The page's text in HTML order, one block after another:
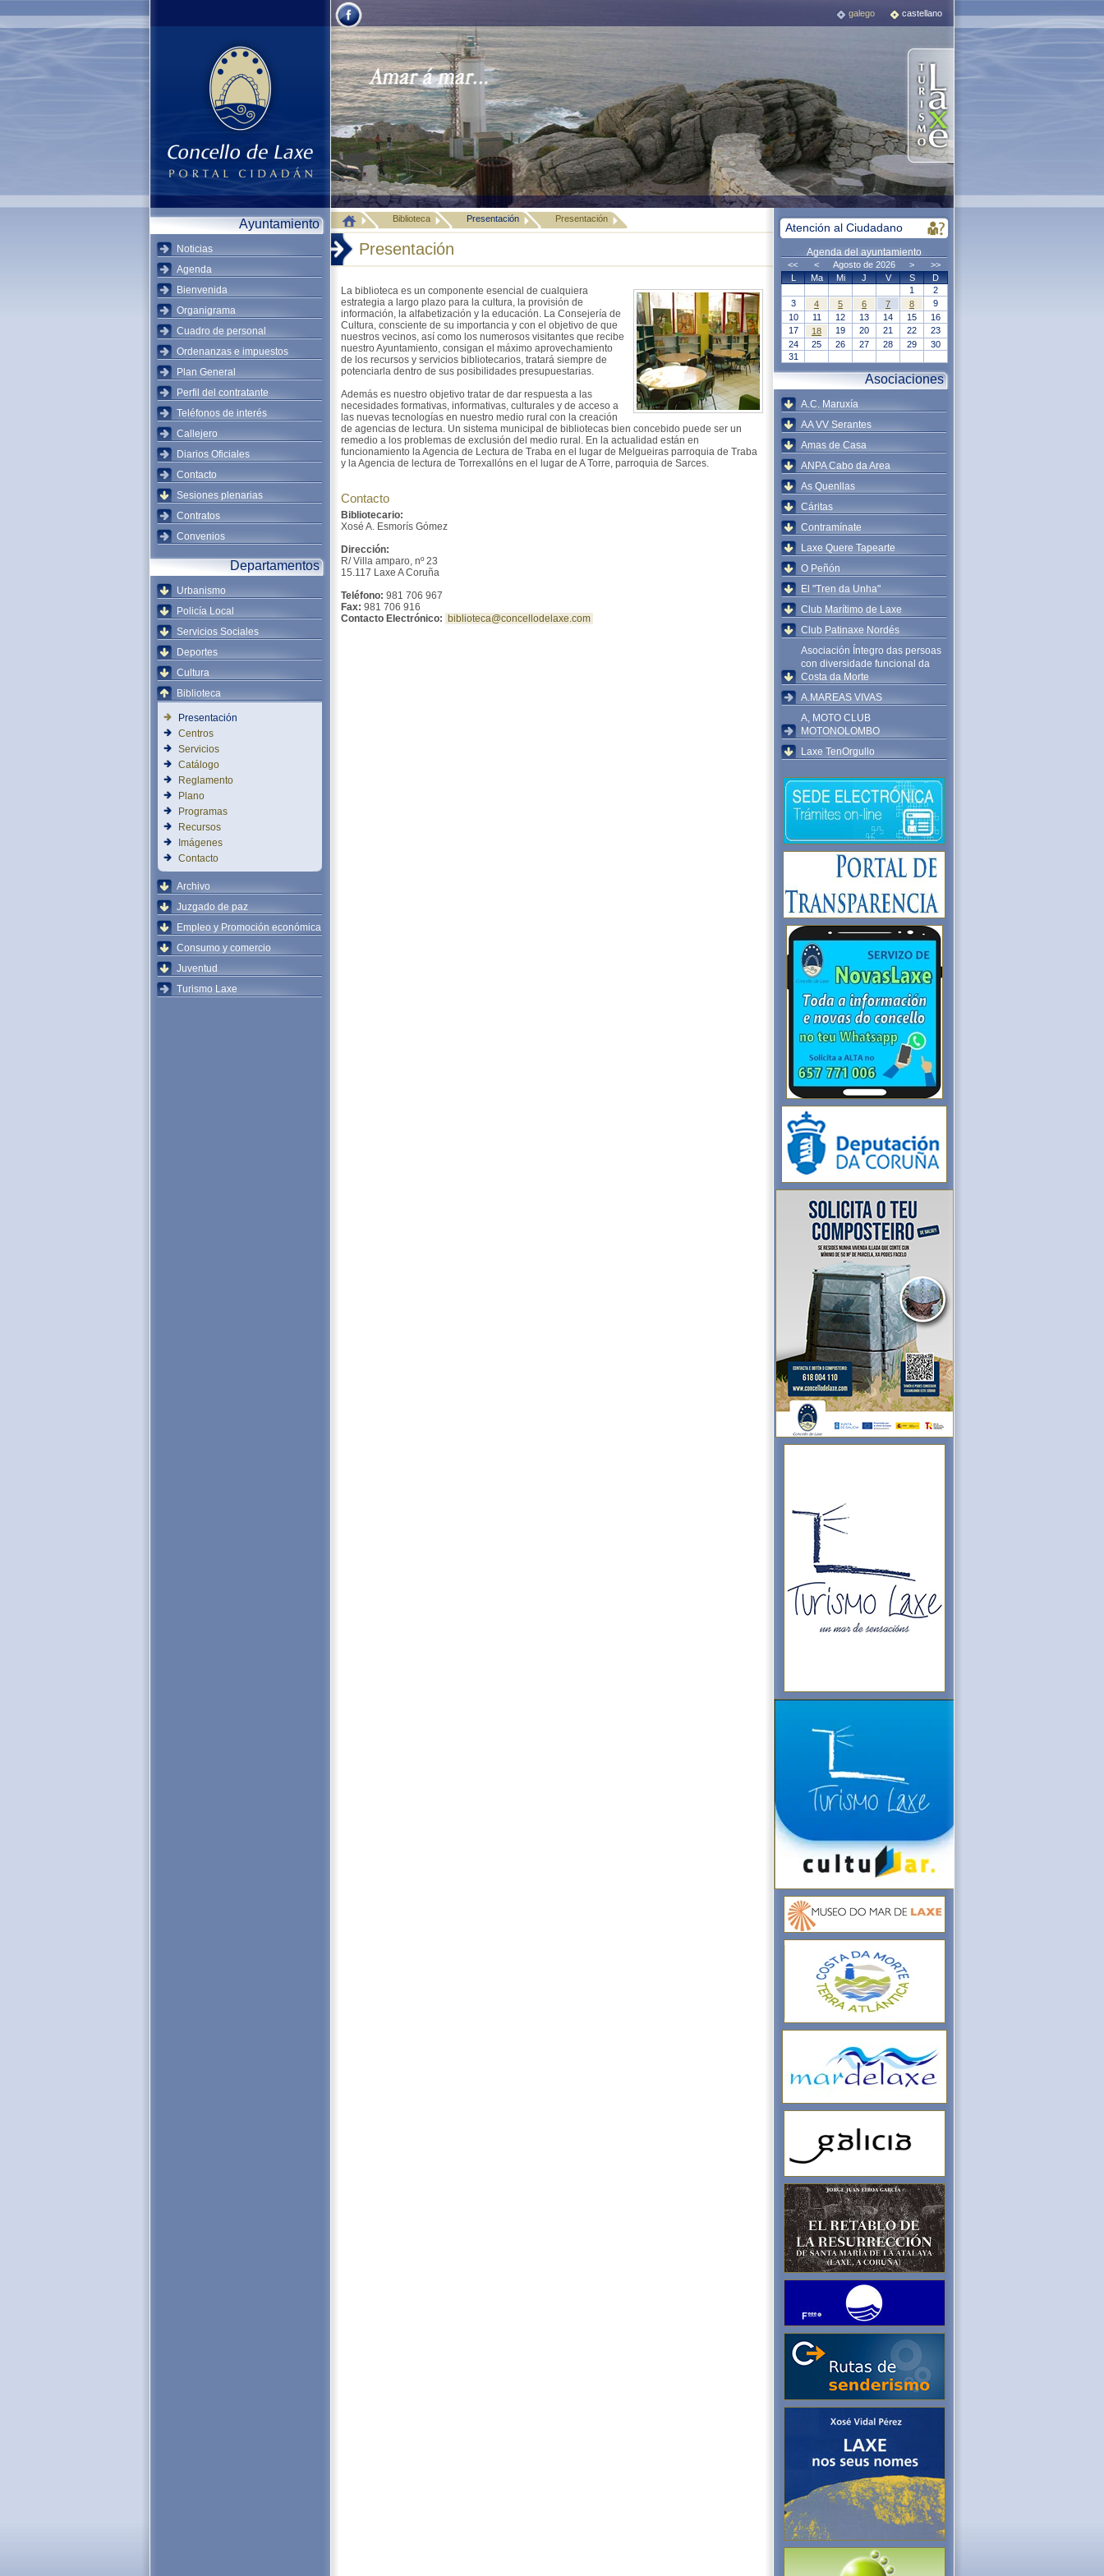
galego castellano
Ayuntamiento
Noticias
Agenda
Bienvenida
Organigrama
Cuadro de personal
Ordenanzas e impuestos
Plan General
Perfil del contratante
Teléfonos de interés
Callejero
Diarios Oficiales
Contacto
Sesiones plenarias
Contratos
Convenios
Departamentos
Urbanismo
Policía Local
Servicios Sociales
Deportes
Cultura
Biblioteca
Presentación
Centros
Servicios
Catálogo
Reglamento
Plano
Programas
Recursos
Imágenes
Contacto
Archivo
Juzgado de paz
Empleo y Promoción económica
Consumo y comercio
Juventud
Turismo Laxe
Biblioteca Presentación Presentación
Presentación
La biblioteca es un componente esencial de cualquiera
estrategia a largo plazo para la cultura, la provisión de
información, la alfabetización y la educación. La Consejería de
Cultura, consciente de su importancia y con el objetivo de que
nuestros vecinos, así como los numerosos visitantes que recibe
nuestro Ayuntamiento, consigan el máximo aprovechamiento
de los recursos y servicios bibliotecarios, tratará siempre de
potenciarla dentro de sus posibilidades presupuestarias.
Además es nuestro objetivo tratar de dar respuesta a las
necesidades formativas, informativas, culturales y de acceso a
las nuevas tecnologías en nuestro medio rural con la creación
de agencias de lectura. Un sistema municipal de bibliotecas bien concebido puede ser un
remedio a los problemas de exclusión del medio rural. En la actualidad están en
funcionamiento la Agencia de Lectura de Traba en el lugar de Melgueiras parroquia de Traba
y la Agencia de lectura de Torrexallóns en el lugar de A Torre, parroquia de Sarces.
Contacto
Bibliotecario:
Xosé A. Esmorís Gómez
Dirección:
R/ Villa amparo, nº 23
15.117 Laxe A Coruña
Teléfono: 981 706 967
Fax: 981 706 916
Contacto Electrónico: biblioteca@concellodelaxe.com
Atención al Ciudadano
Agenda del ayuntamiento
<< < Agosto de 2026 >
>>
L
Ma Mi J V S
D
1
2
3
4 5 6 7 8
9
10
11 12 13 14 15
16
17
18 19 20 21 22
23
24
25 26 27 28 29
30
31
Asociaciones
A.C. Maruxía
AA VV Serantes
Amas de Casa
ANPA Cabo da Area
As Quenllas
Cáritas
Contramínate
Laxe Quere Tapearte
O Peñón
El "Tren da Unha"
Club Marítimo de Laxe
Club Patinaxe Nordés
Asociación Íntegro das persoas
con diversidade funcional da
Costa da Morte
A.MAREAS VIVAS
A, MOTO CLUB
MOTONOLOMBO
Laxe TenOrgullo